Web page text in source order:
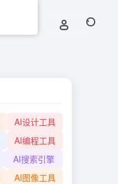
AI设计工具
AI编程工具
AI搜索引擎
AI图像工具